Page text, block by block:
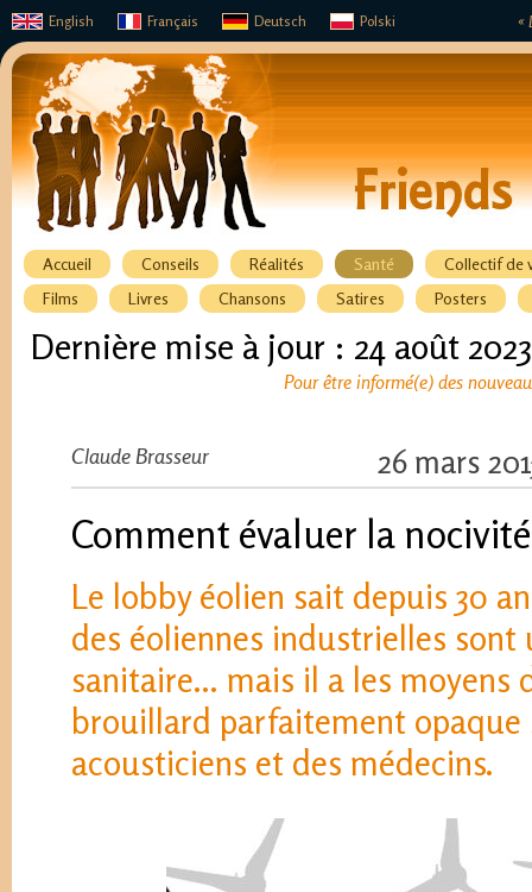
«
English Français Deutsch Polski
Accueil Conseils Réalités Santé
Collectif de
Films
Livres Chansons Satires Posters
Dernière mise à jour : 24 août 2023
Pour être informé(e) des
Claude Brasseur 26 mars
Comment évaluer la
Le lobby éolien sait depuis 30
des éoliennes industrielles sont
sanitaire... mais il a les moyens
brouillard parfaitement opaque
acousticiens et des médecins.